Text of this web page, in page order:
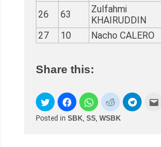
26 63
Zulfahmi
KHAIRUDDIN
27
10 Nacho CALERO
Share this:
Posted in SBK, SS, WSBK